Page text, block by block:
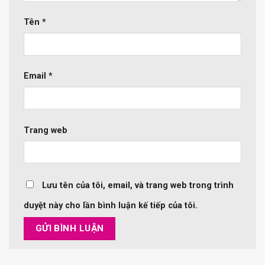
Tên *
Email *
Trang web
Lưu tên của tôi, email, và trang web trong trình
duyệt này cho lần bình luận kế tiếp của tôi.